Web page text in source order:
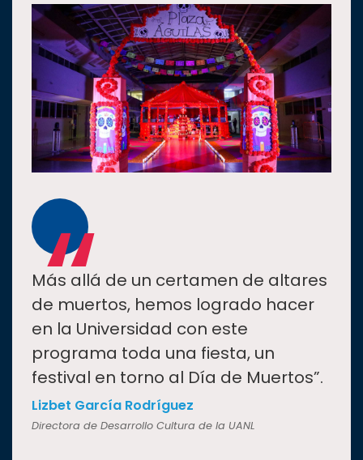
Internacionalización
Responsabilidad
social
Vinculación
Historia
Universiada
Nacional
“
Más allá de un certamen de altares
de muertos, hemos logrado hacer
en la Universidad con este
programa toda una fiesta, un
festival en torno al Día de Muertos”.
Lizbet García Rodríguez
Directora de Desarrollo Cultura de la UANL